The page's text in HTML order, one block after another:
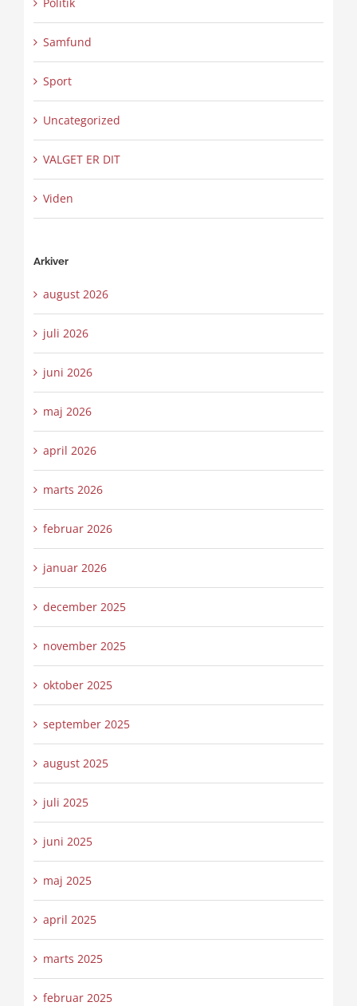
Politik
Samfund
Sport
Uncategorized
VALGET ER DIT
Viden
Arkiver
august 2026
juli 2026
juni 2026
maj 2026
april 2026
marts 2026
februar 2026
januar 2026
december 2025
november 2025
oktober 2025
september 2025
august 2025
juli 2025
juni 2025
maj 2025
april 2025
marts 2025
februar 2025